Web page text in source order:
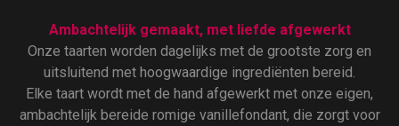
Ambachtelijk gemaakt, met liefde afgewerkt
Onze taarten worden dagelijks met de grootste zorg en
uitsluitend met hoogwaardige ingrediënten bereid.
Elke taart wordt met de hand afgewerkt met onze eigen,
ambachtelijk bereide romige vanillefondant, die zorgt voor